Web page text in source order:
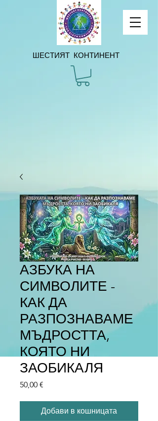
ШЕСТИЯТ КОНТИНЕНТ
АЗБУКА НА
СИМВОЛИТЕ -
КАК ДА
РАЗПОЗНАВАМЕ
МЪДРОСТТА,
КОЯТО НИ
ЗАОБИКАЛЯ
50,00 €
Добави в кошницата